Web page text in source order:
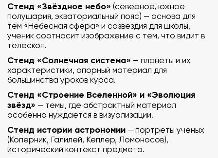
Стенд «Звёздное небо» (северное, южное
полушария, экваториальный пояс) — основа для
тем «Небесная сфера» и созвездия для школы,
ученик соотносит изображение с тем, что видит в
телескоп.
Стенд «Солнечная система» — планеты и их
характеристики, опорный материал для
большинства уроков курса.
Стенд «Строение Вселенной» и «Эволюция
звёзд» — темы, где абстрактный материал
особенно нуждается в визуализации.
Стенд истории астрономии — портреты учёных
(Коперник, Галилей, Кеплер, Ломоносов),
исторический контекст предмета.